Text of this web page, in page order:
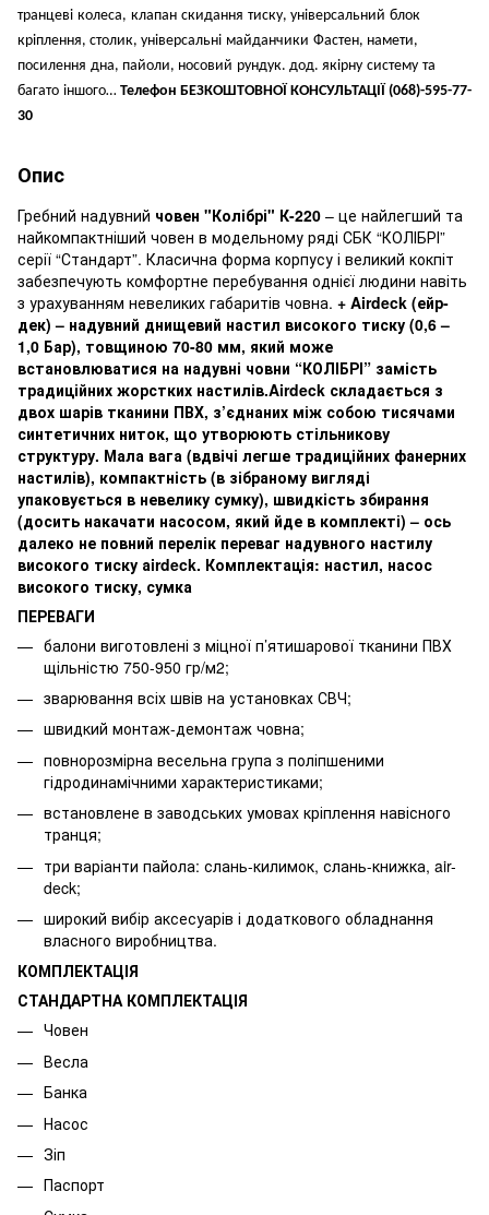
транцеві колеса, клапан скидання тиску, універсальний блок
кріплення, столик, універсальні майданчики Фастен, намети,
посилення дна, пайоли, носовий рундук. дод. якірну систему та
багато іншого… Телефон БЕЗКОШТОВНОЇ КОНСУЛЬТАЦІЇ (068)-595-77-
30
Опис
Гребний надувний човен "Колібрі" К-220 – це найлегший та
найкомпактніший човен в модельному ряді СБК “КОЛІБРІ”
серії “Стандарт”. Класична форма корпусу і великий кокпіт
забезпечують комфортне перебування однієї людини навіть
з урахуванням невеликих габаритів човна. + Airdeck (ейр-
дек) – надувний днищевий настил високого тиску (0,6 –
1,0 Бар), товщиною 70-80 мм, який може
встановлюватися на надувні човни “КОЛІБРІ” замість
традиційних жорстких настилів.Airdeck складається з
двох шарів тканини ПВХ, з’єднаних між собою тисячами
синтетичних ниток, що утворюють стільникову
структуру. Мала вага (вдвічі легше традиційних фанерних
настилів), компактність (в зібраному вигляді
упаковується в невелику сумку), швидкість збирання
(досить накачати насосом, який йде в комплекті) – ось
далеко не повний перелік переваг надувного настилу
високого тиску аirdeck. Комплектація: настил, насос
високого тиску, сумка
ПЕРЕВАГИ
балони виготовлені з міцної п’ятишарової тканини ПВХ
щільністю 750-950 гр/м2;
зварювання всіх швів на установках СВЧ;
швидкий монтаж-демонтаж човна;
повнорозмірна весельна група з поліпшеними
гідродинамічними характеристиками;
встановлене в заводських умовах кріплення навісного
транця;
три варіанти пайола: слань-килимок, слань-книжка, air-
deck;
широкий вибір аксесуарів і додаткового обладнання
власного виробництва.
КОМПЛЕКТАЦІЯ
СТАНДАРТНА КОМПЛЕКТАЦІЯ
Човен
Весла
Банка
Насос
Зіп
Паспорт